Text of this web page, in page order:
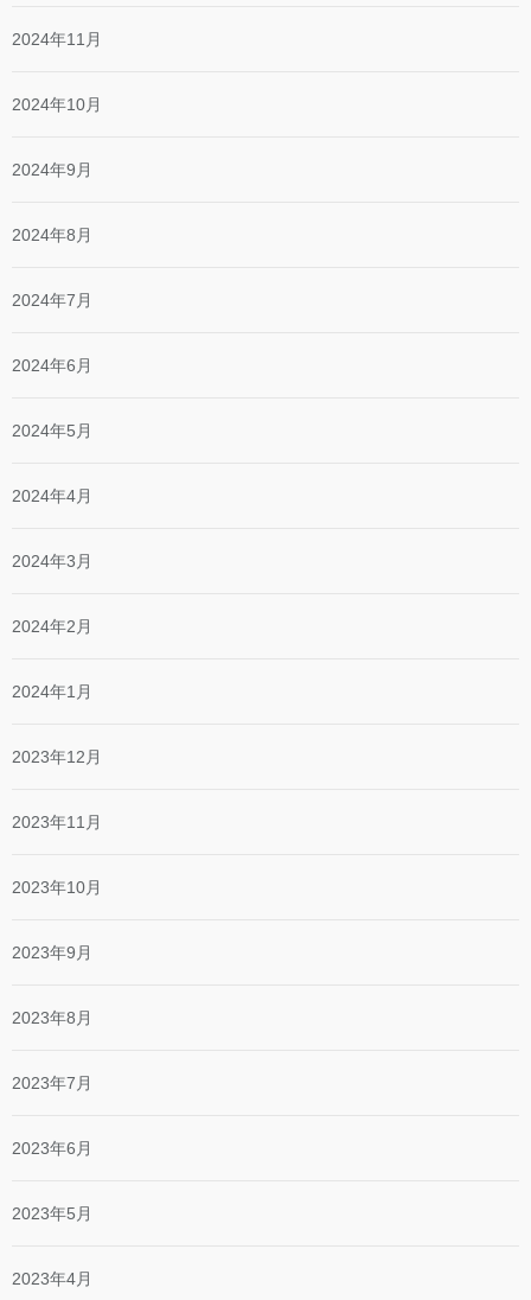
2024年11月
2024年10月
2024年9月
2024年8月
2024年7月
2024年6月
2024年5月
2024年4月
2024年3月
2024年2月
2024年1月
2023年12月
2023年11月
2023年10月
2023年9月
2023年8月
2023年7月
2023年6月
2023年5月
2023年4月